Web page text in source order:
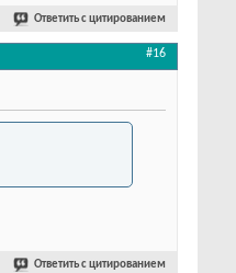
Ответить с цитированием
#16
Ответить с цитированием